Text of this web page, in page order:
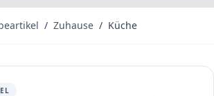
/ Zuhause / Küche